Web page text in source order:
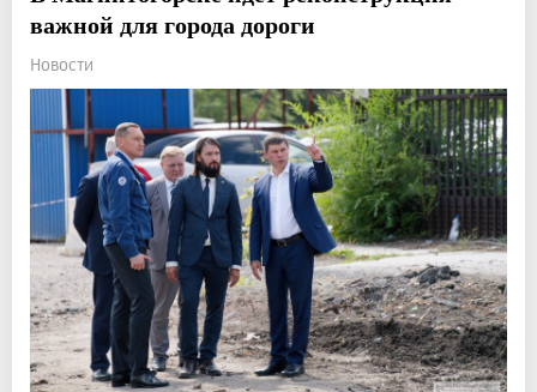
важной для города дороги
Новости